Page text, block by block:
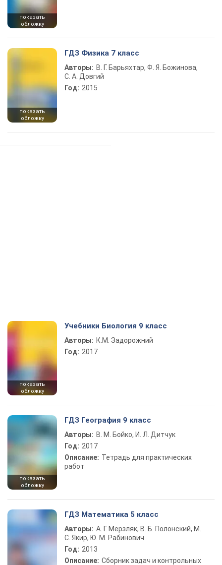
показать
обложку
показать
обложку
ГДЗ Физика 7 класс
Авторы: В. Г. Барьяхтар, Ф. Я. Божинова,
С. А. Довгий
Год: 2015
показать
обложку
Учебники Биология 9 класс
Авторы: К.М. Задорожний
Год: 2017
показать
обложку
ГДЗ География 9 класс
Авторы: В. М. Бойко, И. Л. Дитчук
Год: 2017
Описание: Тетрадь для практических
работ
ГДЗ Математика 5 класс
Авторы: А. Г. Мерзляк, В. Б. Полонский, М.
С. Якир, Ю. М. Рабинович
Год: 2013
Описание: Сборник задач и контрольных